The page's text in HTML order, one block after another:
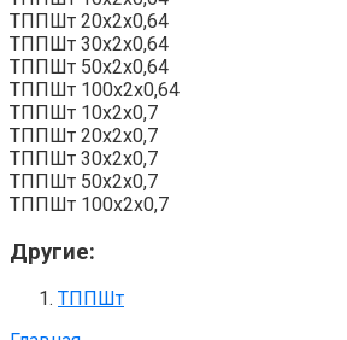
ТППШт 20x2x0,64
ТППШт 30x2x0,64
ТППШт 50x2x0,64
ТППШт 100x2x0,64
ТППШт 10x2x0,7
ТППШт 20x2x0,7
ТППШт 30x2x0,7
ТППШт 50x2x0,7
ТППШт 100x2x0,7
Другие:
ТППШт